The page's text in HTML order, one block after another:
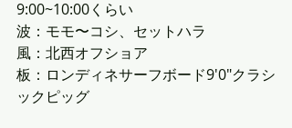
9:00~10:00くらい
波：モモ〜コシ、セットハラ
風：北西オフショア
板：ロンディネサーフボード9'0"クラシ
ックピッグ